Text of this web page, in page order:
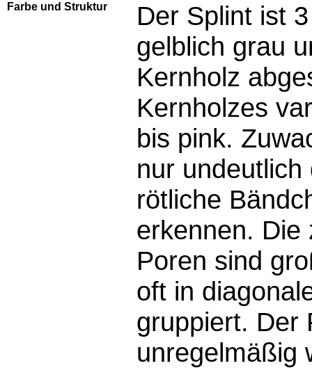
Farbe und Struktur
Der Splint ist
gelblich grau
Kernholz
Kernholzes
bis pink.
nur
rötliche
erkennen. Die
Poren sind
oft in
gruppiert. Der
unregelmäßig